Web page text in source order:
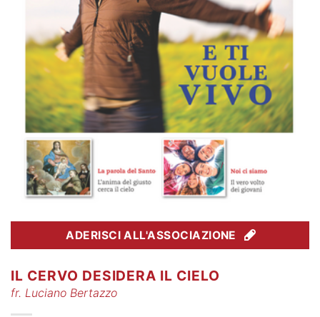
ADERISCI ALL'ASSOCIAZIONE
IL CERVO DESIDERA IL CIELO
fr. Luciano Bertazzo